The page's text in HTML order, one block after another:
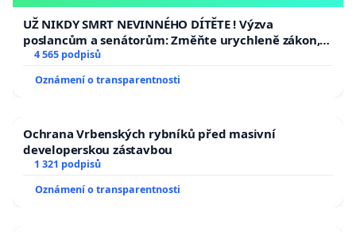
UŽ NIKDY SMRT NEVINNÉHO DÍTĚTE ! Výzva
poslancům a senátorům: Změňte urychleně zákon,
aby se tragédie malé Viktorky už nemohla opakovat!
4 565 podpisů
Oznámení o transparentnosti
Ochrana Vrbenských rybníků před masivní
developerskou zástavbou
1 321 podpisů
Oznámení o transparentnosti